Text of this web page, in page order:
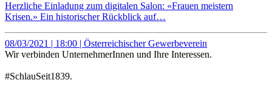
Herzliche Einladung zum digitalen Salon: «Frauen meistern
Krisen.» Ein historischer Rückblick auf…
08/03/2021 | 18:00 | Österreichischer Gewerbeverein
Wir verbinden UnternehmerInnen und Ihre Interessen.
#SchlauSeit1839.